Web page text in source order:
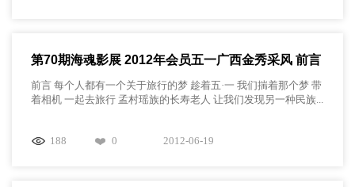
第70期海魂影展 2012年会员五一广西金秀采风 前言
前言 每个人都有一个关于旅行的梦 趁着五·一 我们揣着那个梦 带
着相机 一起去旅行 孟村瑶族的长寿老人 让我们发现另一种民族...
188 0 2012-06-19